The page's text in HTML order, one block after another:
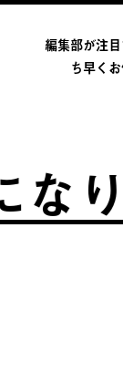
編集部が注
ち早く
し